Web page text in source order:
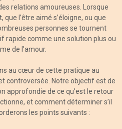
relations amoureuses. Lorsque
l’être aimé s’éloigne, ou que
personnes se tournent
rapide comme une solution plus ou
de l’amour.
au cœur de cette pratique au
controversée. Notre objectif est de
approfondie de ce qu’est le retour
et comment déterminer s’il
les points suivants :